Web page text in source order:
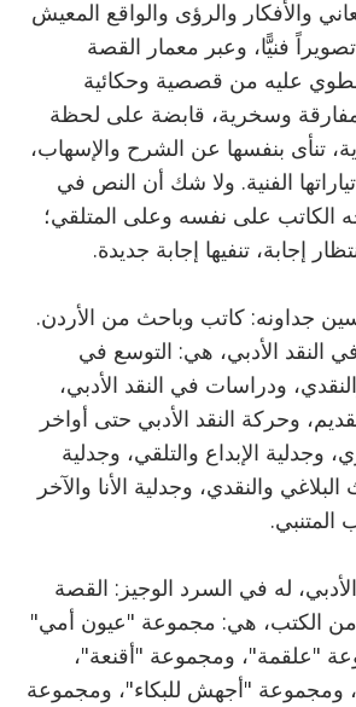
والأفكار والرؤى والواقع المعيش
فنيًّا، وعبر معمار القصة
عليه من قصصية وحكائية
وسخرية، قابضة على لحظة
تنأى بنفسها عن الشرح والإسهاب،
الفنية. ولا شك أن النص في
الكاتب على نفسه وعلى المتلقي؛
إجابة، تنفيها إجابة جديدة.
جداونه: كاتب وباحث من الأردن.
الأدبي، هي: التوسع في
ودراسات في النقد الأدبي،
وحركة النقد الأدبي حتى أواخر
وجدلية الإبداع والتلقي، وجدلية
والنقدي، وجدلية الأنا والآخر
له في السرد الوجيز: القصة
من الكتب، هي: مجموعة "عيون أمي"
"علقمة"، ومجموعة "أقنعة"،
"أجهش للبكاء"، ومجموعة